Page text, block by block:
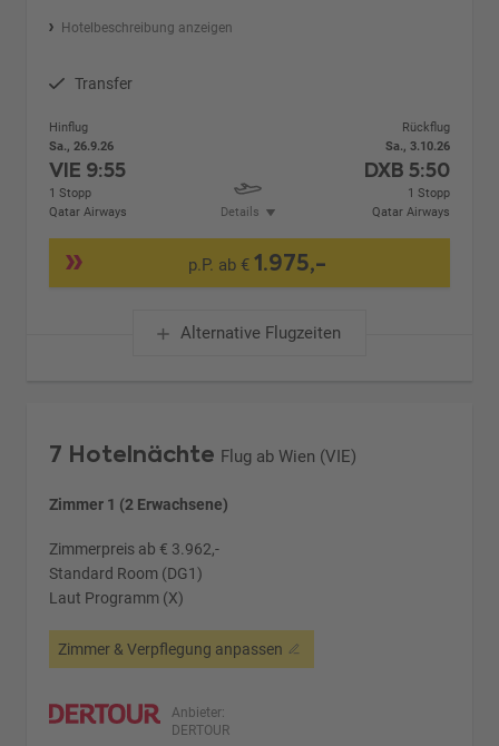
Hotelbeschreibung anzeigen
Transfer
Hinflug
Sa., 26.9.26
VIE 9:55
1 Stopp
Qatar Airways
Details
Rückflug
Sa., 3.10.26
DXB 5:50
1 Stopp
Qatar Airways
p.P. ab €1.975,-
Alternative Flugzeiten
7 Hotelnächte Flug ab Wien (VIE)
Zimmer 1 (2 Erwachsene)
Zimmerpreis ab € 3.962,-
Standard Room (DG1)
Laut Programm (X)
Zimmer & Verpflegung anpassen
Anbieter:
DERTOUR